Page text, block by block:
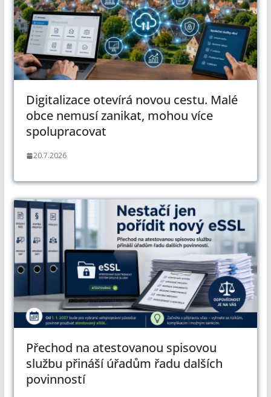
Digitalizace otevírá novou cestu. Malé
obce nemusí zanikat, mohou více
spolupracovat
20.7.2026
Přechod na atestovanou spisovou
službu přináší úřadům řadu dalších
povinností